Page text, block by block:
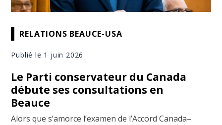
RELATIONS BEAUCE-USA
Publié le 1 juin 2026
Le Parti conservateur du Canada
débute ses consultations en
Beauce
Alors que s’amorce l’examen de l’Accord Canada–